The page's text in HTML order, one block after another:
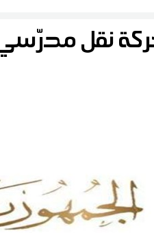
الحركات
حركة نقل